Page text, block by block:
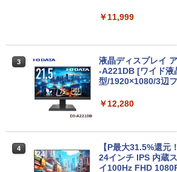
ソコン/
【★最大100%ポイ
8GB/16GB/
PC/Windows11
￥24,999
￥11,999
3
液晶ディスプレイ
-A221DB [ワイド液
型/1920×1080/3辺
￥12,280
4
【P最大31.5%還
24インチ IPS 内蔵
イ100Hz FHD